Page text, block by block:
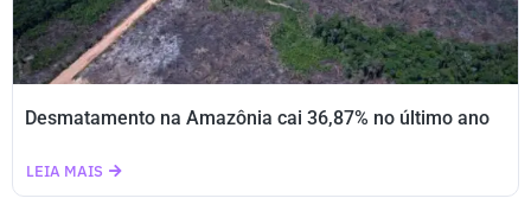
Desmatamento na Amazônia cai 36,87% no último ano
LEIA MAIS